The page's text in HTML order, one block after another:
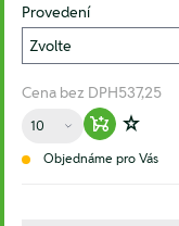
Provedení
Cena bez DPH537,25
Množství
Zur
Objednáme pro Vás